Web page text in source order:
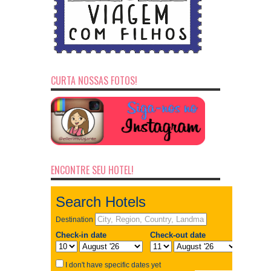
CURTA NOSSAS FOTOS!
ENCONTRE SEU HOTEL!